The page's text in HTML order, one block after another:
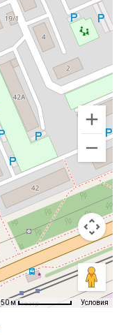
50 м Условия